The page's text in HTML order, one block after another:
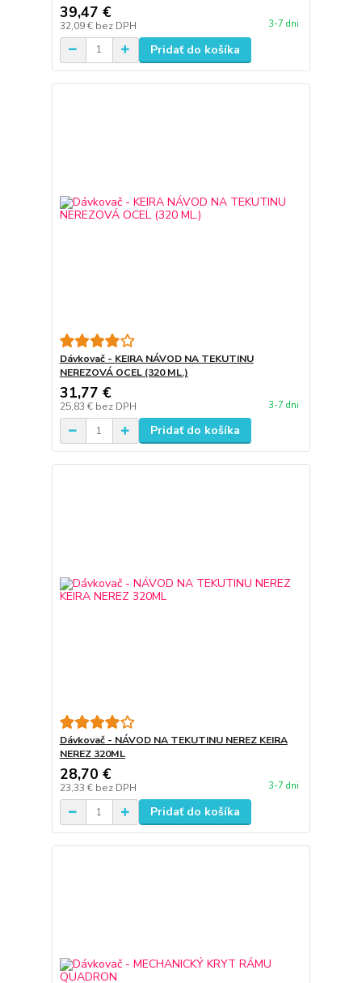
39,47 €
32,09 € bez DPH 3-7 dni
Pridať do košíka
Dávkovač - KEIRA NÁVOD NA TEKUTINU
NEREZOVÁ OCEL (320 ML.)
31,77 €
25,83 € bez DPH 3-7 dni
Pridať do košíka
Dávkovač - NÁVOD NA TEKUTINU NEREZ KEIRA
NEREZ 320ML
28,70 €
23,33 € bez DPH 3-7 dni
Pridať do košíka